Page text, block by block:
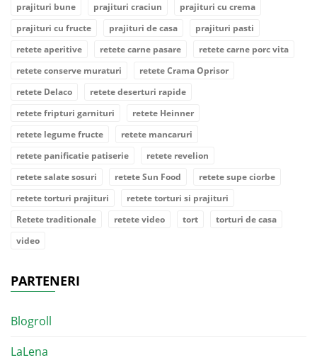
prajituri bune
prajituri craciun
prajituri cu crema
prajituri cu fructe
prajituri de casa
prajituri pasti
retete aperitive
retete carne pasare
retete carne porc vita
retete conserve muraturi
retete Crama Oprisor
retete Delaco
retete deserturi rapide
retete fripturi garnituri
retete Heinner
retete legume fructe
retete mancaruri
retete panificatie patiserie
retete revelion
retete salate sosuri
retete Sun Food
retete supe ciorbe
retete torturi prajituri
retete torturi si prajituri
Retete traditionale
retete video tort
torturi de casa
video
PARTENERI
Blogroll
LaLena